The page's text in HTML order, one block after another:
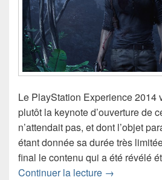
Le PlayStation Experience 2014
plutôt la keynote d’ouverture de
n’attendait pas, et dont l’objet
étant donnée sa durée très
final le contenu qui a été révélé
Continuer la lecture Ce que j’ai
→